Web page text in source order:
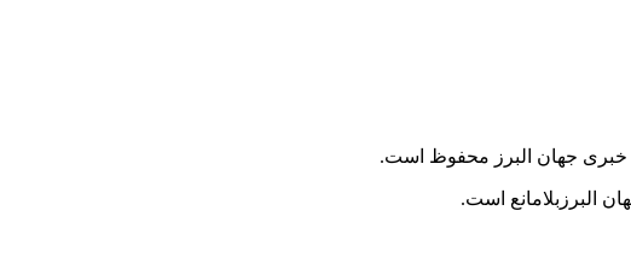
خبری جهان البرز محفوظ است.
البرزبلامانع است.